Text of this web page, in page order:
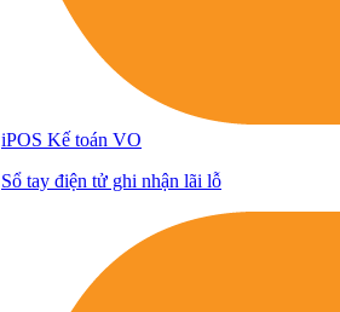
iPOS Kế toán VO
Sổ tay điện tử ghi nhận lãi lỗ